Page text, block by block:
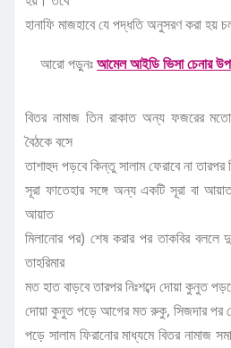
হানাফি মাজহাবে যে পদ্ধতি অনুসরণ করা হয়
আরো পড়ুনঃআমেল আইডি ভিসা চেনার
বিতর নামাজ তিন রাকাত অন্য ফজরের
বৈঠকে বসে
তাশাহুদ পড়বে কিন্তু সালাম ফেরাবে না
সূরা ফাতেহার সঙ্গে অন্য একটি সূরা বা
আয়াত
মিলানোর পর) শেষ করার পর তাকবির বললে
তাহরিমার
মত হাত বাড়বে তারপর নিঃশব্দে দোয়া কুনুত
দোয়া কুনুত পড়ে আগের মত রুকু, সিজদার পর
পড়ে সালাম ফিরানোর মাধ্যমে বিতর নামাজ